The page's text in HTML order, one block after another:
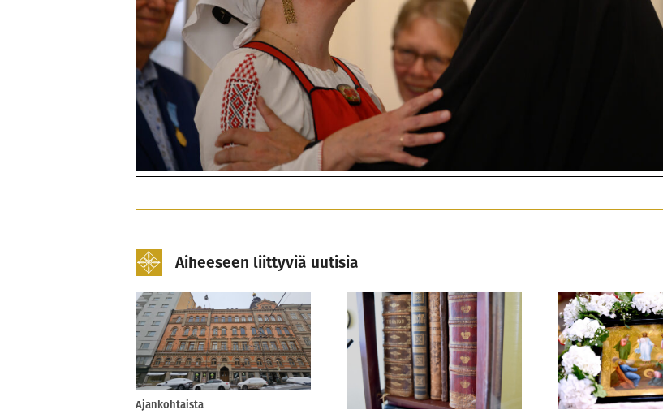
Aiheeseen liittyviä uutisia
Ajankohtaista